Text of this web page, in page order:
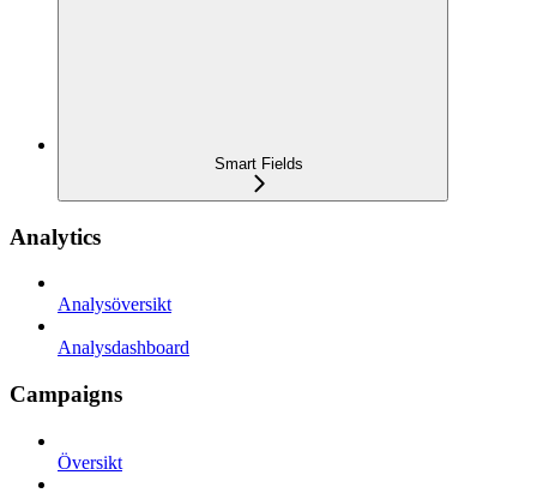
Smart Fields
Analytics
Analysöversikt
Analysdashboard
Campaigns
Översikt